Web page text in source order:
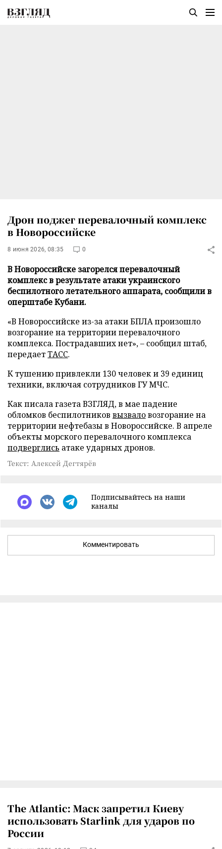
Дрон поджег перевалочный комплекс
в Новороссийске
8 июня 2026, 08:35 0
В Новороссийске загорелся перевалочный
комплекс в результате атаки украинского
беспилотного летательного аппарата, сообщили в
оперштабе Кубани.
«В Новороссийске из-за атаки БПЛА произошло
возгорание на территории перевалочного
комплекса. Пострадавших нет», – сообщил штаб,
передаетТАСС.
К тушению привлекли 130 человек и 39 единиц
техники, включая сотрудников ГУ МЧС.
Как писала газета ВЗГЛЯД, в мае падение
обломков беспилотников вызваловозгорание на
территории нефтебазы в Новороссийске. В апреле
объекты морского перевалочного комплекса
подверглись атаке ударных дронов.
Текст: Алексей Дегтярёв
Подписывайтесь на наши
каналы
Комментировать
The Atlantic: Маск запретил Киеву
использовать Starlink для ударов по
России